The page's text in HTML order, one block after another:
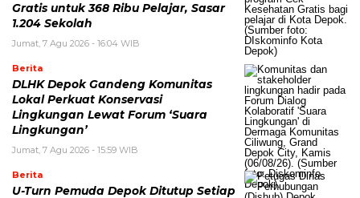
Gratis untuk 368 Ribu Pelajar, Sasar
1.204 Sekolah
Jumat, 7 Agu 2026 - 16:04 WIB
Berita
DLHK Depok Gandeng Komunitas
Lokal Perkuat Konservasi
Lingkungan Lewat Forum ‘Suara
Lingkungan’
Jumat, 7 Agu 2026 - 15:59 WIB
Berita
U-Turn Pemuda Depok Ditutup Setiap